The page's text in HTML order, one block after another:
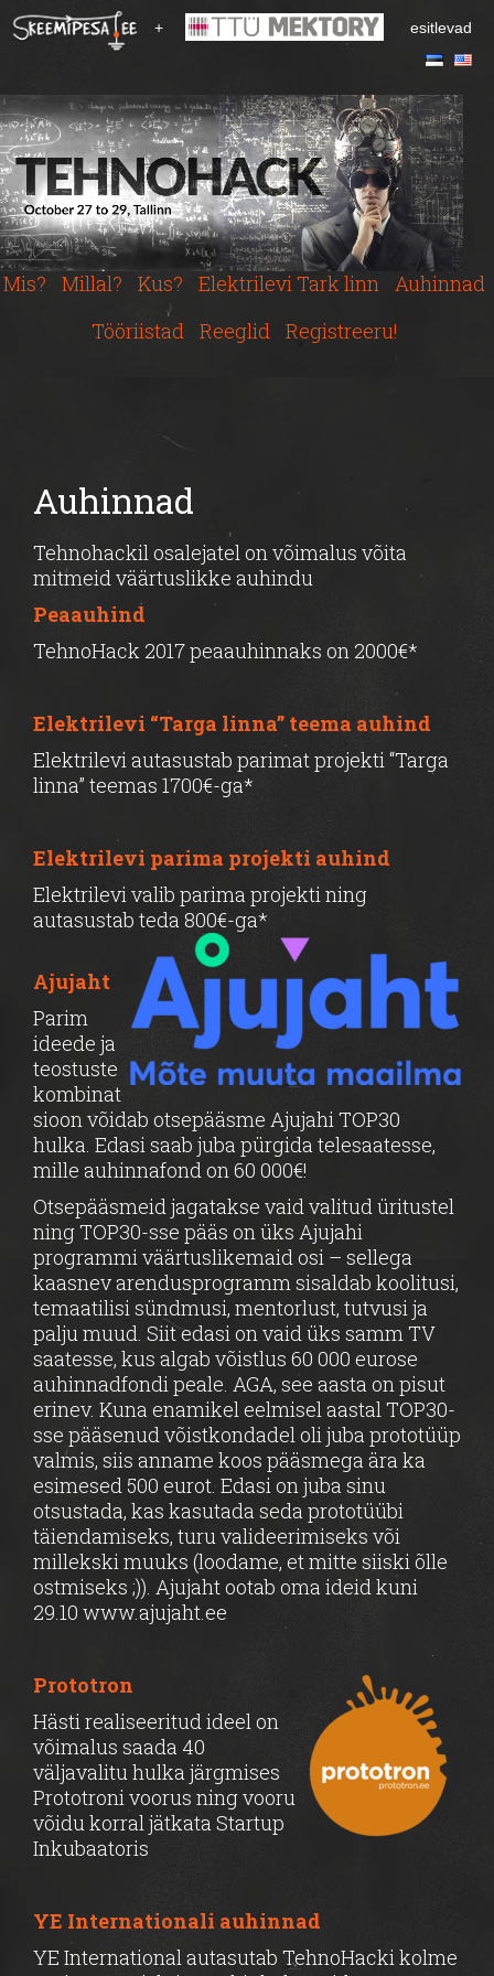
t
o
m
a
i
n
c
o
+ esitlevad
Mis? Millal? Kus? Elektrilevi Tark linn Auhinnad
Tööriistad
Reeglid Registreeru!
Auhinnad
Tehnohackil osalejatel on võimalus võita
mitmeid väärtuslikke auhindu
Peaauhind
TehnoHack 2017 peaauhinnaks on 2000€*
Elektrilevi “Targa linna” teema auhind
Elektrilevi autasustab parimat projekti “Targa
linna” teemas 1700€-ga*
Elektrilevi parima projekti auhind
Elektrilevi valib parima projekti ning
autasustab teda 800€-ga*
Ajujaht
Parim
ideede ja
teostuste
kombinat
sioon võidab otsepääsme Ajujahi TOP30
hulka. Edasi saab juba pürgida telesaatesse,
mille auhinnafond on 60 000€!
Otsepääsmeid jagatakse vaid valitud üritustel
ning TOP30-sse pääs on üks Ajujahi
programmi väärtuslikemaid osi – sellega
kaasnev arendusprogramm sisaldab koolitusi,
temaatilisi sündmusi, mentorlust, tutvusi ja
palju muud. Siit edasi on vaid üks samm TV
saatesse, kus algab võistlus 60 000 eurose
auhinnadfondi peale. AGA, see aasta on pisut
erinev. Kuna enamikel eelmisel aastal TOP30-
sse pääsenud võistkondadel oli juba prototüüp
valmis, siis anname koos pääsmega ära ka
esimesed 500 eurot. Edasi on juba sinu
otsustada, kas kasutada seda prototüübi
täiendamiseks, turu valideerimiseks või
millekski muuks (loodame, et mitte siiski õlle
ostmiseks ;)). Ajujaht ootab oma ideid kuni
29.10 www.ajujaht.ee
Prototron
Hästi realiseeritud ideel on
võimalus saada 40
väljavalitu hulka järgmises
Prototroni voorus ning vooru
võidu korral jätkata Startup
Inkubaatoris
YE Internationali auhinnad
YE International autasutab TehnoHacki kolme